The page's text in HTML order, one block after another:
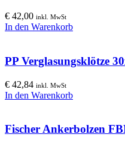
€ 42,00 inkl. MwSt
In den Warenkorb
PP Verglasungsklötze
€ 42,84 inkl. MwSt
In den Warenkorb
Fischer Ankerbolzen